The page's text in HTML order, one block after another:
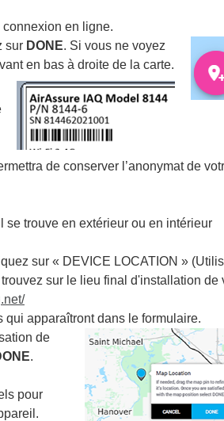
en ligne.
sur DONE. Si vous ne voyez
en bas à droite de la carte.
de conserver l’anonymat de
se trouve en extérieur ou en intérieur
sur « DEVICE LOCATION »
sur le lieu final d'installation de
apparaîtront dans le formulaire.
de
.
pour